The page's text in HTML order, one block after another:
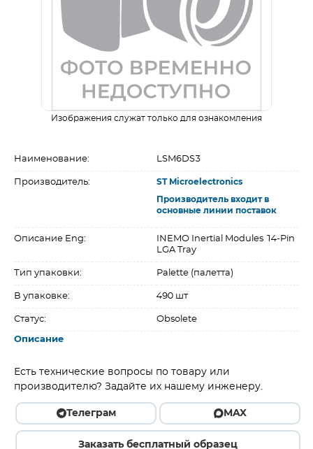
Изображения служат только для ознакомления
Наименование: LSM6DS3
Производитель: ST Microelectronics
Производитель входит в
основные линии поставок
Описание Eng:
INEMO Inertial Modules 14-Pin
LGA Tray
Тип упаковки: Palette (палетта)
В упаковке: 490 шт
Статус: Obsolete
Описание
Есть технические вопросы по товару или
производителю? Задайте их нашему инженеру.
Телеграм MAX
Заказать бесплатный образец